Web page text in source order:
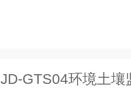
JD-GTS04环境土壤